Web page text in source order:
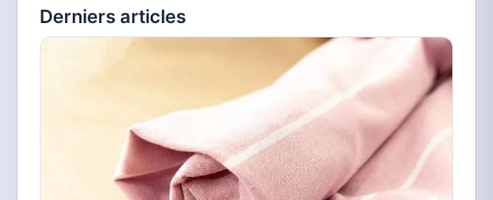
Derniers articles